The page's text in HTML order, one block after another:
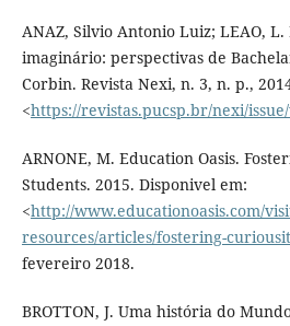
ANAZ, Silvio Antonio Luiz; LEAO, L.
imaginário: perspectivas de
Corbin. Revista Nexi, n. 3, n. p.,
<https://revistas.pucsp.br/nexi/
ARNONE, M. Education Oasis.
Students. 2015. Disponivel em:
<http://www.educationoasis.com/
resources/articles/fostering-
fevereiro 2018.
BROTTON, J. Uma história do